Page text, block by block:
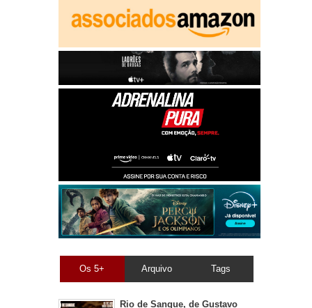
Os 5+ Arquivo Tags
Rio de Sangue, de Gustavo